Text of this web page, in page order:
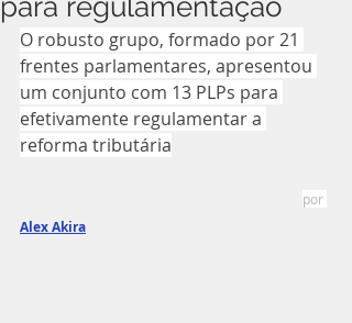
para regulamentação
O robusto grupo, formado por 21
frentes parlamentares, apresentou
um conjunto com 13 PLPs para
efetivamente regulamentar a
reforma tributária
por
Alex Akira